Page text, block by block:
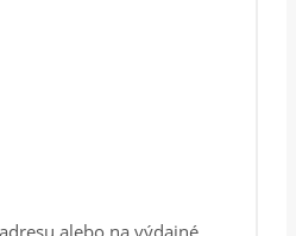
alebo na výdajné